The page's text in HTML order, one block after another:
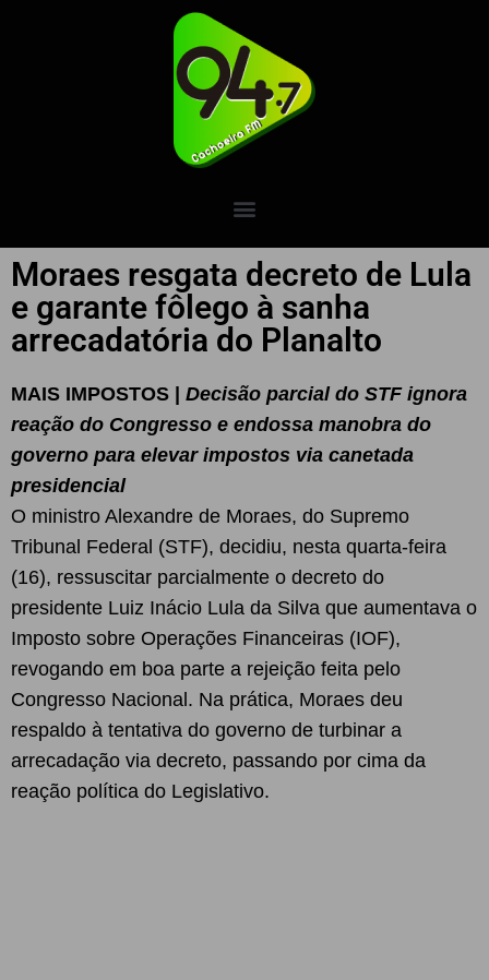
Moraes resgata decreto de Lula
e garante fôlego à sanha
arrecadatória do Planalto
MAIS IMPOSTOS | Decisão parcial do STF ignora
reação do Congresso e endossa manobra do
governo para elevar impostos via canetada
presidencial
O ministro Alexandre de Moraes, do Supremo
Tribunal Federal (STF), decidiu, nesta quarta-feira
(16), ressuscitar parcialmente o decreto do
presidente Luiz Inácio Lula da Silva que aumentava o
Imposto sobre Operações Financeiras (IOF),
revogando em boa parte a rejeição feita pelo
Congresso Nacional. Na prática, Moraes deu
respaldo à tentativa do governo de turbinar a
arrecadação via decreto, passando por cima da
reação política do Legislativo.